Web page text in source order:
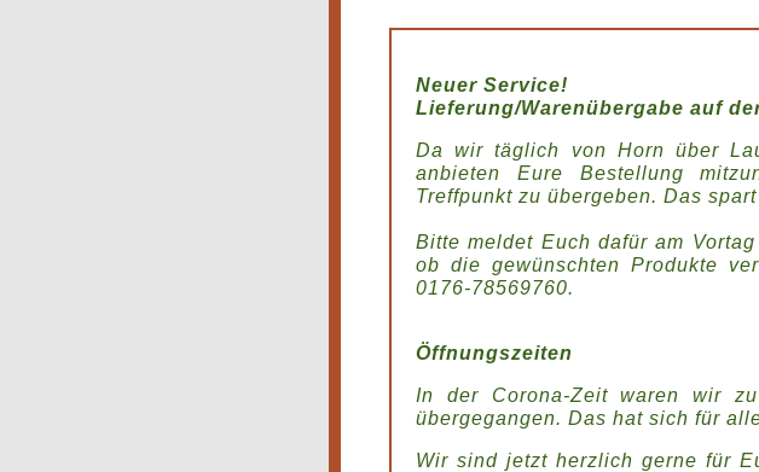
Neuer Service!
Lieferung/Warenübergabe auf
Da wir täglich von Horn über
anbieten Eure Bestellung
Treffpunkt zu übergeben. Das
Bitte meldet Euch dafür am
ob die gewünschten Produkte
0176-78569760.
Öffnungszeiten
In der Corona-Zeit waren wir
übergegangen. Das hat sich für
Wir sind jetzt herzlich gerne für